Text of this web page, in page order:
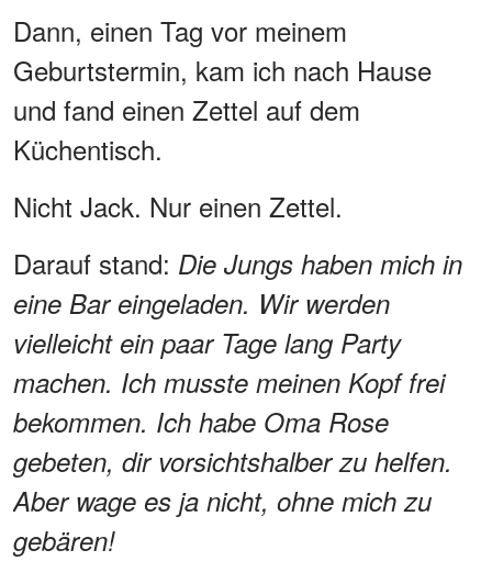
Dann, einen Tag vor meinem
Geburtstermin, kam ich nach Hause
und fand einen Zettel auf dem
Küchentisch.
Nicht Jack. Nur einen Zettel.
Darauf stand: Die Jungs haben mich in
eine Bar eingeladen. Wir werden
vielleicht ein paar Tage lang Party
machen. Ich musste meinen Kopf frei
bekommen. Ich habe Oma Rose
gebeten, dir vorsichtshalber zu helfen.
Aber wage es ja nicht, ohne mich zu
gebären!